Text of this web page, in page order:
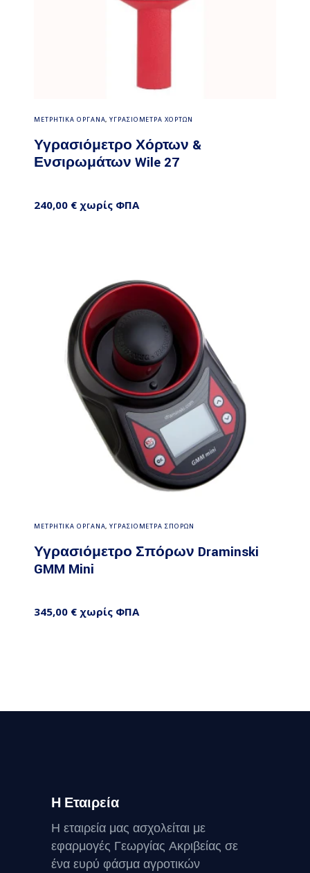
Προσθήκη στο καλάθι
ΜΕΤΡΗΤΙΚΑ ΟΡΓΑΝΑ,ΥΓΡΑΣΙΟΜΕΤΡΑ ΧΟΡΤΩΝ
Υγρασιόμετρο Χόρτων &
Ενσιρωμάτων Wile 27
240,00 € χωρίς ΦΠΑ
Προσθήκη στο καλάθι
ΜΕΤΡΗΤΙΚΑ ΟΡΓΑΝΑ,ΥΓΡΑΣΙΟΜΕΤΡΑ ΣΠΟΡΩΝ
Υγρασιόμετρο Σπόρων Draminski
GMM Mini
345,00 € χωρίς ΦΠΑ
Η Εταιρεία
Η εταιρεία μας ασχολείται με
εφαρμογές Γεωργίας Ακριβείας σε
ένα ευρύ φάσμα αγροτικών